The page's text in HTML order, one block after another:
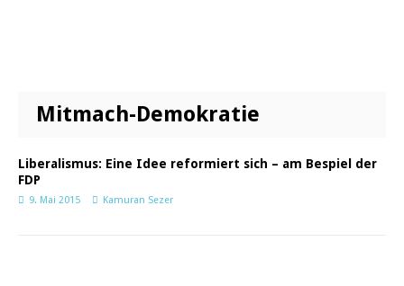
Mitmach-Demokratie
Liberalismus: Eine Idee reformiert sich – am Bespiel der
FDP
9. Mai 2015 Kamuran Sezer